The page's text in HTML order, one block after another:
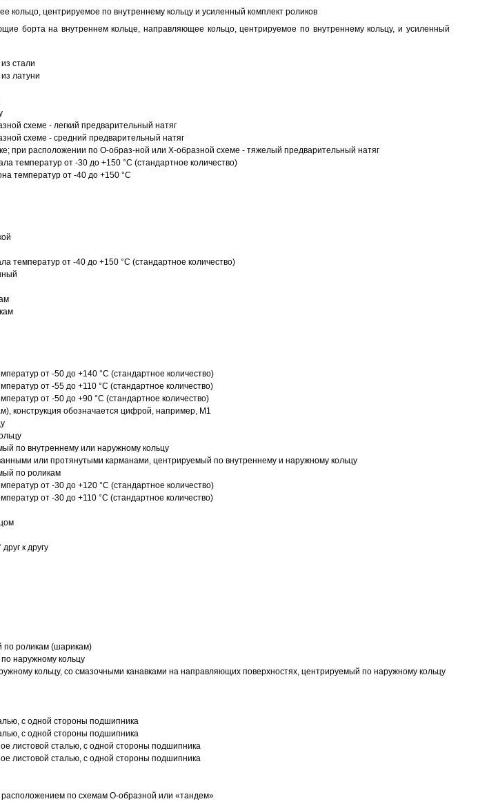
кольцо, центрируемое по внутреннему кольцу и усиленный комплект роликов
борта на внутреннем кольце, направляющее кольцо, центрируемое по внутреннему кольцу, и усиленный
стали
латуни
схеме - легкий предварительный натяг
схеме - средний предварительный натяг
при расположении по О-образ-ной или Х-образной схеме - тяжелый предварительный натяг
температур от -30 до +150 °C (стандартное количество)
температур от -40 до +150 °C
температур от -40 до +150 °C (стандартное количество)
от -50 до +140 °C (стандартное количество)
от -55 до +110 °C (стандартное количество)
от -50 до +90 °C (стандартное количество)
конструкция обозначается цифрой, например, M1
по внутреннему или наружному кольцу
или протянутыми карманами, центрируемый по внутреннему и наружному кольцу
по роликам
от -30 до +120 °C (стандартное количество)
от -30 до +110 °C (стандартное количество)
к другу
по роликам (шарикам)
наружному кольцу
кольцу, со смазочными канавками на направляющих поверхностях, центрируемый по наружному кольцу
с одной стороны подшипника
с одной стороны подшипника
листовой сталью, с одной стороны подшипника
листовой сталью, с одной стороны подшипника
по схемам О-образной или «тандем»